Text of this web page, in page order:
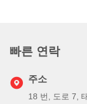
빠른 연락
주소
18 번, 도로 7,